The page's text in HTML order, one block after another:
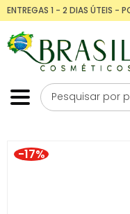
ENTREGAS 1 - 2 DIAS ÚTEIS -
-17%